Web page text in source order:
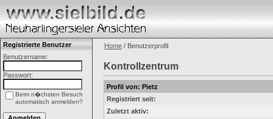
Registrierte Benutzer
Benutzername:
Passwort:
Beim n�chsten Besuch
automatisch anmelden?
Home / Benutzerprofil
Kontrollzentrum
Profil von: Pietz
Registriert seit:
Zuletzt aktiv: